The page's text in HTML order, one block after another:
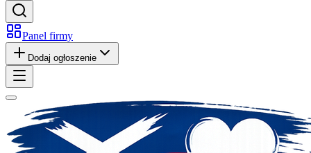
Panel firmy
Dodaj ogłoszenie